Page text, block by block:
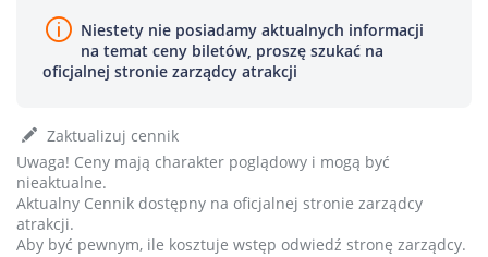
Niestety nie posiadamy aktualnych informacji
na temat ceny biletów, proszę szukać na
oficjalnej stronie zarządcy atrakcji
Zaktualizuj cennik
Uwaga! Ceny mają charakter poglądowy i mogą być
nieaktualne.
Aktualny Cennik dostępny na oficjalnej stronie zarządcy
atrakcji.
Aby być pewnym, ile kosztuje wstęp odwiedź stronę zarządcy.